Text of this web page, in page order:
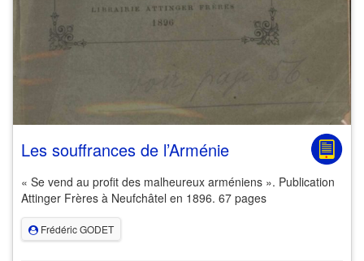
Les souffrances de l’Arménie
« Se vend au profit des malheureux arméniens ». Publication
Attinger Frères à Neufchâtel en 1896. 67 pages
Frédéric GODET